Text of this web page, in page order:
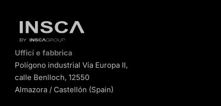
Uffici e fabbrica
Polígono industrial Vía Europa II,
calle Benlloch, 12550
Almazora / Castellón (Spain)